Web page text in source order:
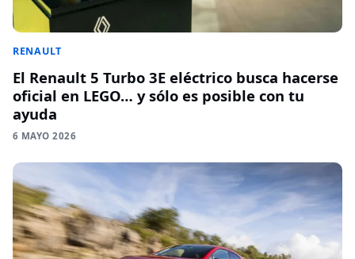
RENAULT
El Renault 5 Turbo 3E eléctrico busca hacerse
oficial en LEGO… y sólo es posible con tu
ayuda
6 MAYO 2026